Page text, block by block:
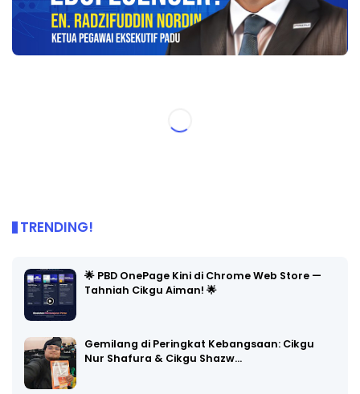
TRENDING!
🌟 PBD OnePage Kini di Chrome Web Store —
Tahniah Cikgu Aiman! 🌟
Gemilang di Peringkat Kebangsaan: Cikgu
Nur Shafura & Cikgu Shazw…